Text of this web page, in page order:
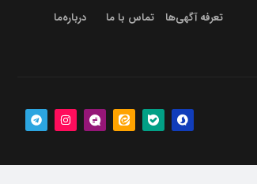
تعرفه آگهی‌ها تماس با ما درباره‌‌ما